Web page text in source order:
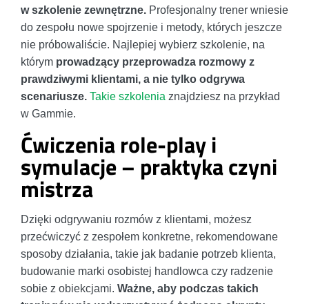
w szkolenie zewnętrzne. Profesjonalny trener wniesie
do zespołu nowe spojrzenie i metody, których jeszcze
nie próbowaliście. Najlepiej wybierz szkolenie, na
którym prowadzący przeprowadza rozmowy z
prawdziwymi klientami, a nie tylko odgrywa
scenariusze. Takie szkolenia znajdziesz na przykład
w Gammie.
Ćwiczenia role-play i
symulacje – praktyka czyni
mistrza
Dzięki odgrywaniu rozmów z klientami, możesz
przećwiczyć z zespołem konkretne, rekomendowane
sposoby działania, takie jak badanie potrzeb klienta,
budowanie marki osobistej handlowca czy radzenie
sobie z obiekcjami. Ważne, aby podczas takich